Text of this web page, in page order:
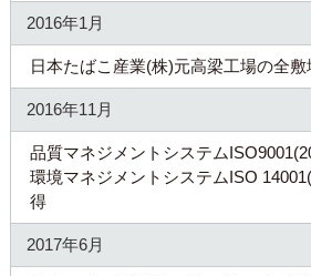
2016年1月
日本たばこ産業(株)元高梁工場の全
2016年11月
品質マネジメントシステム
環境マネジメントシステムISO
得
2017年6月